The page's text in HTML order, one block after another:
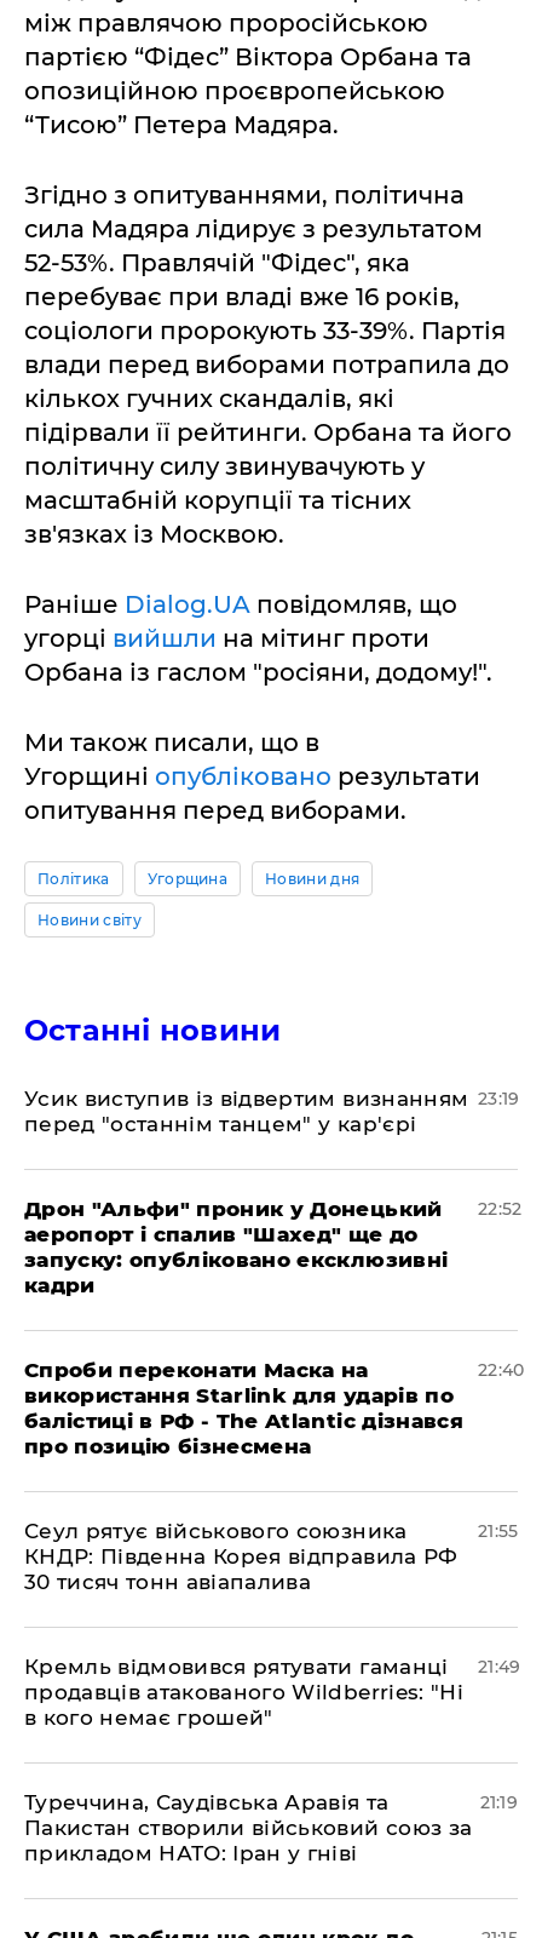
між правлячою проросійською
партією “Фідес” Віктора Орбана та
опозиційною проєвропейською
“Тисою” Петера Мадяра.
Згідно з опитуваннями, політична
сила Мадяра лідирує з результатом
52-53%. Правлячій "Фідес", яка
перебуває при владі вже 16 років,
соціологи пророкують 33-39%. Партія
влади перед виборами потрапила до
кількох гучних скандалів, які
підірвали її рейтинги. Орбана та його
політичну силу звинувачують у
масштабній корупції та тісних
зв'язках із Москвою.
Раніше Dialog.UA повідомляв, що
угорці вийшли на мітинг проти
Орбана із гаслом "росіяни, додому!".
Ми також писали, що в
Угорщині опубліковано результати
опитування перед виборами.
Політика Угорщина Новини дня
Новини світу
Останні новини
​Усик виступив із відвертим визнанням
перед "останнім танцем" у кар'єрі
23:19
​Дрон "Альфи" проник у Донецький
аеропорт і спалив "Шахед" ще до
запуску: опубліковано ексклюзивні
кадри
22:52
​Спроби переконати Маска на
використання Starlink для ударів по
балістиці в РФ - The Atlantic дізнався
про позицію бізнесмена
22:40
​Сеул рятує військового союзника
КНДР: Південна Корея відправила РФ
30 тисяч тонн авіапалива
21:55
​Кремль відмовився рятувати гаманці
продавців атакованого Wildberries: "Ні
в кого немає грошей"
21:49
​Туреччина, Саудівська Аравія та
Пакистан створили військовий союз за
прикладом НАТО: Іран у гніві
21:19